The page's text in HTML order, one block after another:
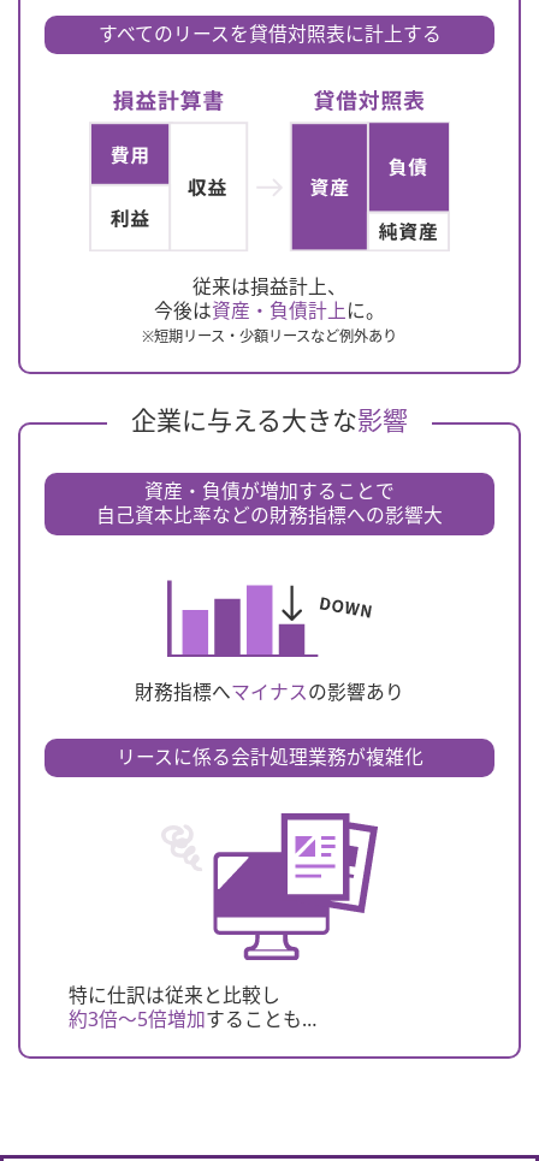
すべてのリースを貸借対照表に計上する
従来は損益計上、
今後は資産・負債計上 に。
※短期リース・少額リースなど例外あり
企業に与える大きな影響
資産・負債が増加することで
自己資本比率などの財務指標への影響大
財務指標へマイナス の影響あり
リースに係る会計処理業務が複雑化
特に仕訳は従来と比較し
約3倍〜5倍増加することも…